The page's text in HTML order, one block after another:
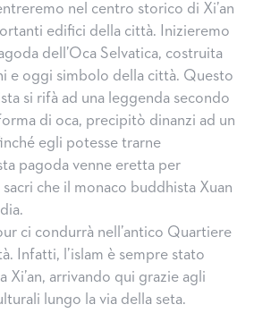
nel centro storico di Xi’an
edifici della città. Inizieremo
dell’Oca Selvatica, costruita
e oggi simbolo della città. Questo
si rifà ad una leggenda secondo
di oca, precipitò dinanzi ad un
egli potesse trarne
pagoda venne eretta per
che il monaco buddhista Xuan
ci condurrà nell’antico Quartiere
Infatti, l’islam è sempre stato
Xi’an, arrivando qui grazie agli
lungo la via della seta.